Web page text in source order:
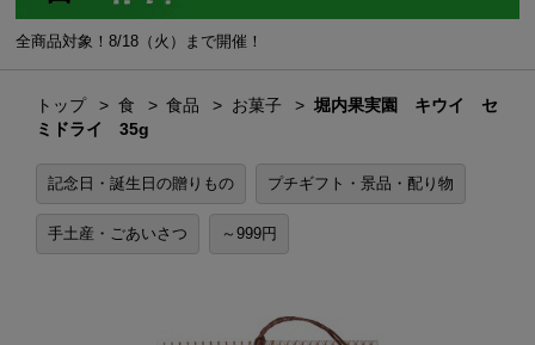
全商品対象！8/18（火）まで開催！
トップ 食 食品 お菓子
堀内果実園 キウイ セ
ミドライ 35g
記念日・誕生日の贈りもの プチギフト・景品・配り物
手土産・ごあいさつ ～999円